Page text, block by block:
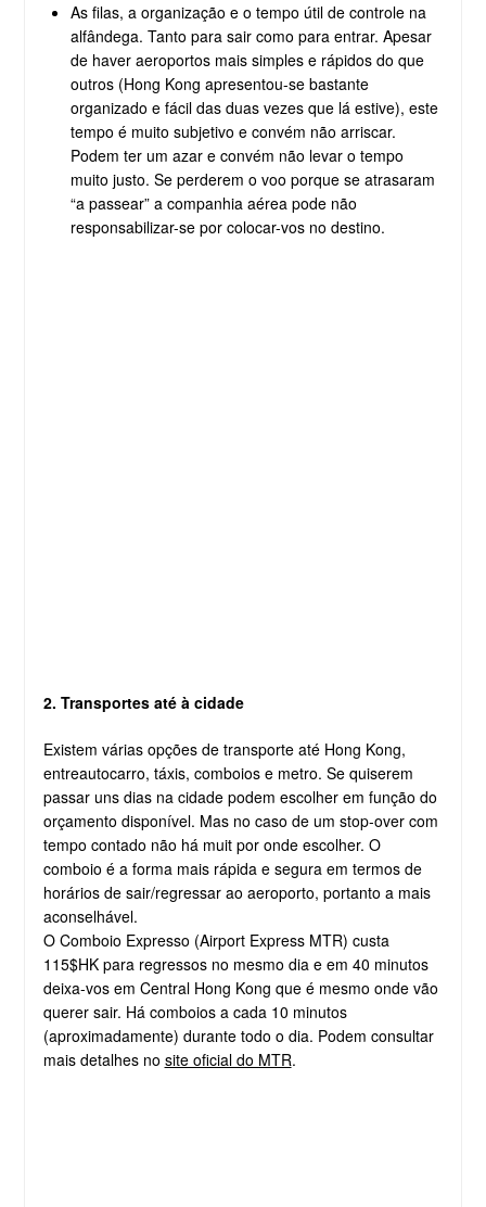
As filas, a organização e o tempo útil de controle na
alfândega. Tanto para sair como para entrar. Apesar
de haver aeroportos mais simples e rápidos do que
outros (Hong Kong apresentou-se bastante
organizado e fácil das duas vezes que lá estive), este
tempo é muito subjetivo e convém não arriscar.
Podem ter um azar e convém não levar o tempo
muito justo. Se perderem o voo porque se atrasaram
“a passear” a companhia aérea pode não
responsabilizar-se por colocar-vos no destino.
2. Transportes até à cidade
Existem várias opções de transporte até Hong Kong,
entreautocarro, táxis, comboios e metro. Se quiserem
passar uns dias na cidade podem escolher em função do
orçamento disponível. Mas no caso de um stop-over com
tempo contado não há muit por onde escolher. O
comboio é a forma mais rápida e segura em termos de
horários de sair/regressar ao aeroporto, portanto a mais
aconselhável.
O Comboio Expresso (Airport Express MTR) custa
115$HK para regressos no mesmo dia e em 40 minutos
deixa-vos em Central Hong Kong que é mesmo onde vão
querer sair. Há comboios a cada 10 minutos
(aproximadamente) durante todo o dia. Podem consultar
mais detalhes no site oficial do MTR.